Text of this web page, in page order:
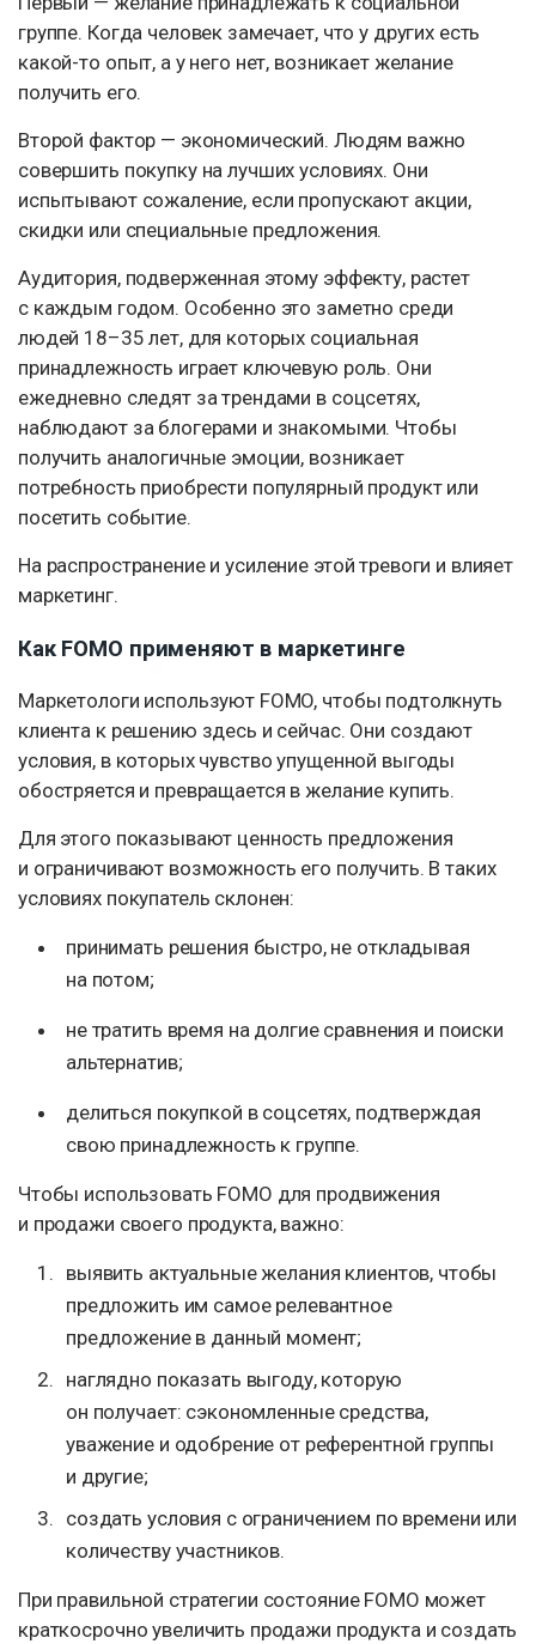
группе. Когда человек замечает, что у других есть
какой-то опыт, а у него нет, возникает желание
получить его.
Второй фактор — экономический. Людям важно
совершить покупку на лучших условиях. Они
испытывают сожаление, если пропускают акции,
скидки или специальные предложения.
Аудитория, подверженная этому эффекту, растет
с каждым годом. Особенно это заметно среди
людей 18–35 лет, для которых социальная
принадлежность играет ключевую роль. Они
ежедневно следят за трендами в соцсетях,
наблюдают за блогерами и знакомыми. Чтобы
получить аналогичные эмоции, возникает
потребность приобрести популярный продукт или
посетить событие.
На распространение и усиление этой тревоги и влияет
маркетинг.
Как FOMO применяют в маркетинге
Маркетологи используют FOMO, чтобы подтолкнуть
клиента к решению здесь и сейчас. Они создают
условия, в которых чувство упущенной выгоды
обостряется и превращается в желание купить.
Для этого показывают ценность предложения
и ограничивают возможность его получить. В таких
условиях покупатель склонен:
принимать решения быстро, не откладывая
на потом;
не тратить время на долгие сравнения и поиски
альтернатив;
делиться покупкой в соцсетях, подтверждая
свою принадлежность к группе.
Чтобы использовать FOMO для продвижения
и продажи своего продукта, важно:
выявить актуальные желания клиентов, чтобы
предложить им самое релевантное
предложение в данный момент;
наглядно показать выгоду, которую
он получает: сэкономленные средства,
уважение и одобрение от референтной группы
и другие;
создать условия с ограничением по времени или
количеству участников.
При правильной стратегии состояние FOMO может
краткосрочно увеличить продажи продукта и создать